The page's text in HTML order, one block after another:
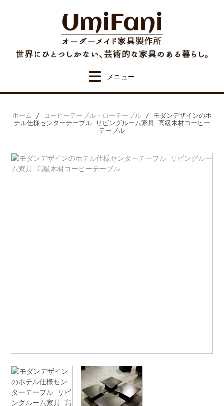
ホーム / コーヒーテーブル・ローテーブル/ モダンデザインのホ
テル仕様センターテーブル リビングルーム家具 高級木材コーヒー
テーブル